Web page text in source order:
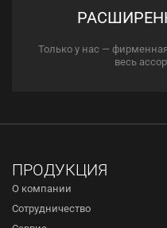
Только у нас —
весь
ПРОДУКЦИЯ
О компании
Сотрудничество